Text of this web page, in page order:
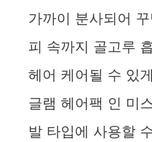
가까이 분사되어
피 속까지 골고루
헤어 케어될 수 있
글램 헤어팩 인 미
발 타입에 사용할